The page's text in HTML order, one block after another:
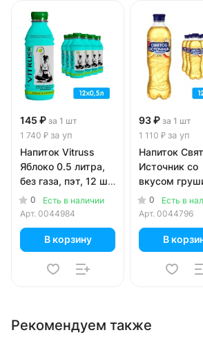
145 ₽ за 1 шт
1 740 ₽ за уп
Напиток Vitruss
Яблоко 0.5 литра,
без газа, пэт, 12 шт.
в уп.
0
Есть в наличии
Арт. 0044984
В корзину
93 ₽ за 1 шт
1 110 ₽ за уп
Напиток
Источник со
вкусом
цитруса 0.5
газ, пэт, 12
0
Есть в
Арт. 0044796
В
Рекомендуем также